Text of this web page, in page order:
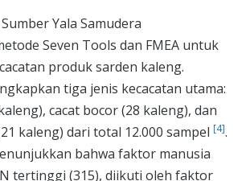
Yala Samudera
Seven Tools dan FMEA untuk
produk sarden kaleng.
tiga jenis kecacatan utama:
cacat bocor (28 kaleng), dan
kaleng) dari total 12.000 sampel [4].
bahwa faktor manusia
tertinggi (315), diikuti oleh faktor